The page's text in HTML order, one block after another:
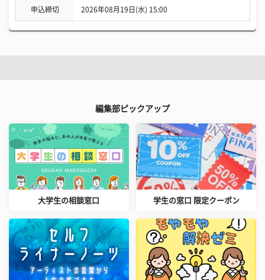
申込締切 2026年08月19日(水) 15:00
編集部ピックアップ
大学生の相談窓口 学生の窓口 限定クーポン